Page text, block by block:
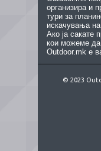
организира и
тури за
искачувања
Ако ја сакате
кои можеме
Outdoor.mk е
© 2023